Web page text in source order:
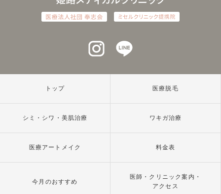
インスタグラム
トップ 医療脱毛
シミ・シワ・美肌治療 ワキガ治療
医療アートメイク 料金表
今月のおすすめ
医師・クリニック案内・
アクセス